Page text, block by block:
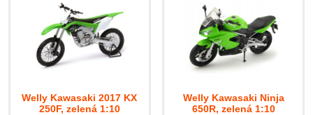
Welly Kawasaki 2017 KX
250F, zelená 1:10
Welly Kawasaki Ninja
650R, zelená 1:10